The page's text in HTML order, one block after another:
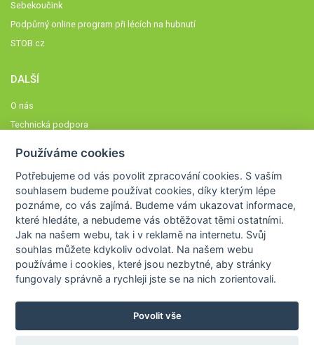
Sebekoučink
Podpůrný online program při lécích na hubnutí
STOB.cz
DALŠÍ
O nás
Technická podpora
Členové STOBklubu
Zásady nakládání s osobními údaji
Otestujte se
Spočítejte si
Výzva 52
Používáme cookies
Potřebujeme od vás povolit zpracování cookies. S vaším
souhlasem budeme používat cookies, díky kterým lépe
poznáme,co vás zajímá. Budeme vám ukazovat informace,
které hledáte, a nebudeme vás obtěžovat těmi ostatními.
Jak na našem webu, tak i v reklamě na internetu. Svůj
souhlas můžete kdykoliv odvolat. Na našem webu
používáme i cookies, které jsou nezbytné, aby stránky
fungovaly správně a rychleji jste se na nich zorientovali.
Povolit vše